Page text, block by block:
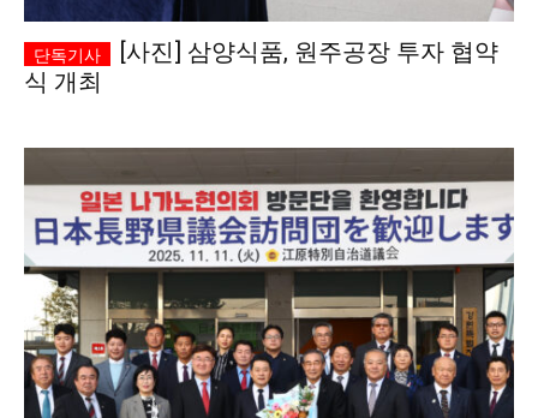
[사진] 삼양식품, 원주공장 투자 협약
식 개최